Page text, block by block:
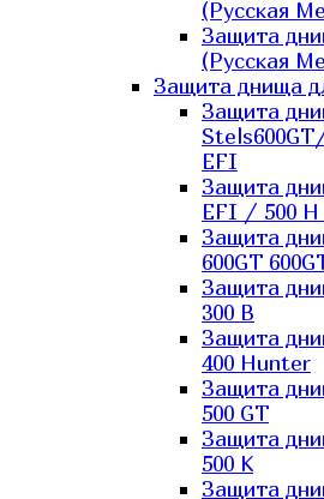
(Русская
Защита
(Русская
Защита днища
Защита
EFI
Защита
EFI / 500
Защита
600GT
Защита
300 B
Защита
400 Hunter
Защита
500 GT
Защита
500 K
Защита